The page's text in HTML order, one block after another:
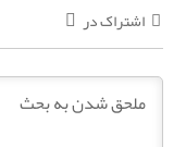
اشتراک در